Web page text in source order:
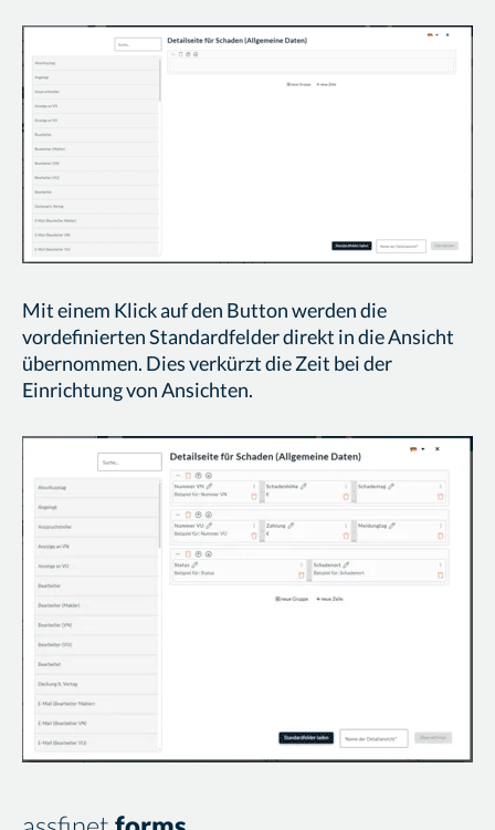
Mit einem Klick auf den Button werden die
vordefinierten Standardfelder direkt in die Ansicht
übernommen. Dies verkürzt die Zeit bei der
Einrichtung von Ansichten.